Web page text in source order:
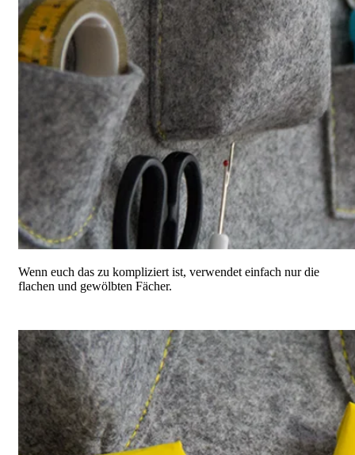
Wenn euch das zu kompliziert ist, verwendet einfach nur die
flachen und gewölbten Fächer.